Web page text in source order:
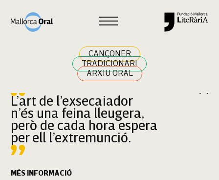
CANÇONER
TRADICIONARI
ARXIU ORAL
Cercar
L’art de l’exsecaiador
n’és una feina lleugera,
però de cada hora espera
per ell l’extremunció.
MÉS INFORMACIÓ